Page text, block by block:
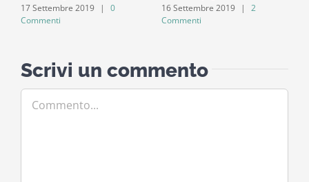
17 Settembre 2019 |
0
Commenti
16 Settembre 2019 |
2
Commenti
Scrivi un commento